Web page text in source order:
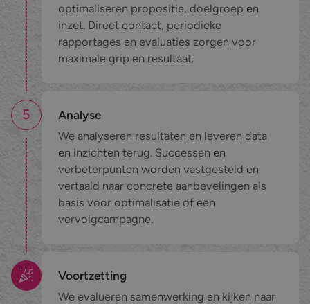
optimaliseren propositie, doelgroep en
inzet. Direct contact, periodieke
rapportages en evaluaties zorgen voor
maximale grip en resultaat.
5
Analyse
We analyseren resultaten en leveren data
en inzichten terug. Successen en
verbeterpunten worden vastgesteld en
vertaald naar concrete aanbevelingen als
basis voor optimalisatie of een
vervolgcampagne.
Voortzetting
We evalueren samenwerking en kijken naar